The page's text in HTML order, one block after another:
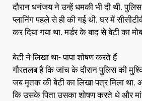
दौरान धनंजय ने उन्हें धमकी भी दी थी.
प्लानिंग पहले से ही की गई थी. घर में
कर दिया गया था. मर्डर के बाद से बेटी का
बेटी ने लिखा था- पापा शोषण करते हैं
गौरतलब है कि जांच के दौरान पुलिस की
जब मृतक की बेटी का लिखा पत्र मिला था.
कि उसके पिता उसका शोषण करते थे और मां